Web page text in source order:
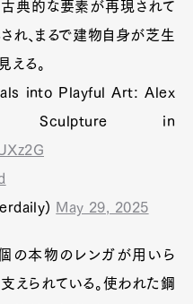
古典的な要素が再現されて
れ、まるで建物自身が芝生
える。
into Playful Art: Alex
Sculpture in
May 29, 2025
の本物のレンガが用いら
えられている。使われた鋼